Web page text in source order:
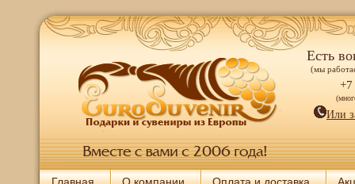
Есть
(мы
+7
Или